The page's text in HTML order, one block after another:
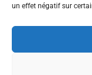
un effet négatif sur
Tau
Voyage